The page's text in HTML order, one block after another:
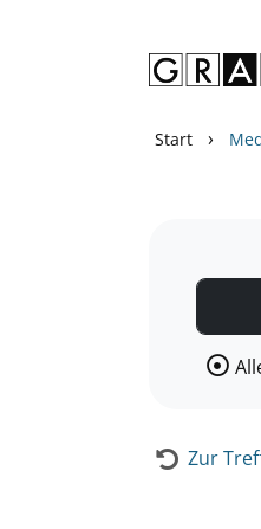
Start ›
Zur